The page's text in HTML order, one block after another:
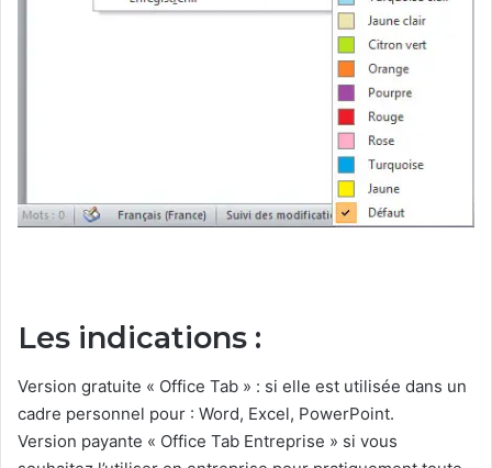
Les indications :
Version gratuite « Office Tab » : si elle est utilisée dans un
cadre personnel pour : Word, Excel, PowerPoint.
Version payante « Office Tab Entreprise » si vous